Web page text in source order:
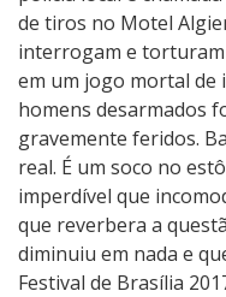
de tiros no Motel
interrogam e
em um jogo mortal de
homens desarmados
gravemente feridos.
real. É um soco no
imperdível que
que reverbera a
diminuiu em nada e
Festival de Brasília